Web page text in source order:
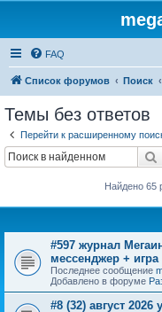
FAQ
Список форумов Поиск
Темы без ответов
Перейти к расширенному
Найдено 65
#597 журнал
мессенджер + игра
Последнее сообщение
Добавлено в форуме
#8 (32) август